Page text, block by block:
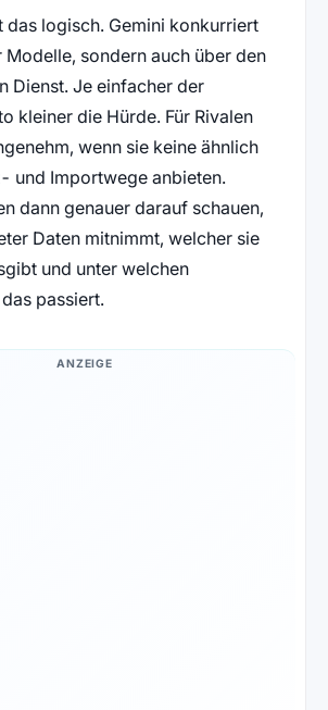
das logisch. Gemini konkurriert
Modelle, sondern auch über den
Dienst. Je einfacher der
kleiner die Hürde. Für Rivalen
wenn sie keine ähnlich
und Importwege anbieten.
dann genauer darauf schauen,
Daten mitnimmt, welcher sie
und unter welchen
passiert.
ANZEIGE